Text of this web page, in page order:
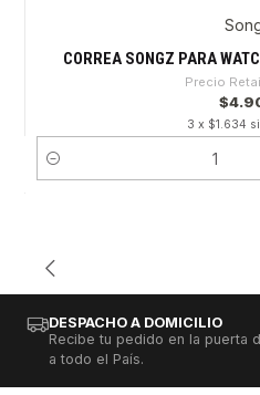
CORREA SONGZ PARA
Precio
3 x $1.634
Cantidad
DESPACHO A DOMICILIO
Recibe tu pedido en la puerta
a todo el País.